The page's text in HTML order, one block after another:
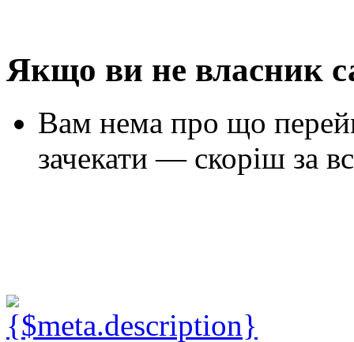
Якщо ви не власник
Вам нема про що
зачекати — скоріш за